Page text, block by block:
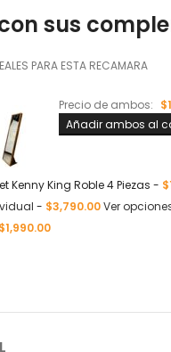
sus
PARA ESTA RECAMARA
Precio de ambos: $
Añadir ambos al
Kenny King Roble 4 Piezas - $
- $3,790.00Ver
$1,990.00